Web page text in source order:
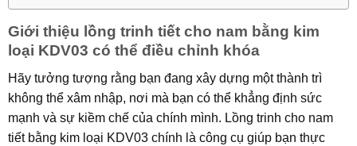
Giới thiệu lồng trinh tiết cho nam bằng kim
loại KDV03 có thể điều chỉnh khóa
Hãy tưởng tượng rằng bạn đang xây dựng một thành trì
không thể xâm nhập, nơi mà bạn có thể khẳng định sức
mạnh và sự kiềm chế của chính mình. Lồng trinh cho nam
tiết bằng kim loại KDV03 chính là công cụ giúp bạn thực